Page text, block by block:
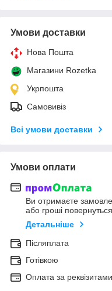
Умови доставки
Нова Пошта
Магазини Rozetka
Укрпошта
Самовивіз
Всі умови доставки
Умови оплати
Ви отримаєте
або гроші
Детальніше
Післяплата
Готівкою
Оплата за реквізитами